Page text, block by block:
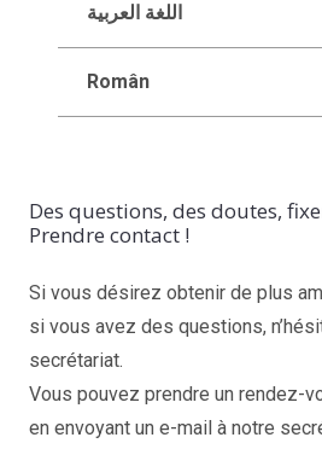
اللغة العربية
Român
Des questions, des doutes,
Prendre contact !
Si vous désirez obtenir de plus
si vous avez des questions,
secrétariat.
Vous pouvez prendre un rendez-
en envoyant un e-mail à notre